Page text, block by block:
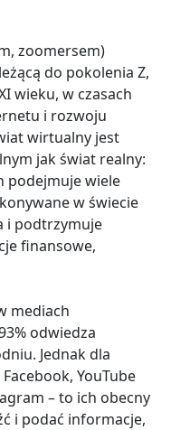
zoomersem)
do pokolenia Z,
wieku, w czasach
i rozwoju
wirtualny jest
jak świat realny:
podejmuje wiele
w świecie
i podtrzymuje
finansowe,
mediach
odwiedza
Jednak dla
YouTube
– to ich obecny
i podać informacje,